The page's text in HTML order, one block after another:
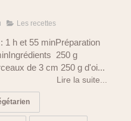
Les recettes
1 h et 55 minPréparation
250 g
de 3 cm 250 g d'oi...
Lire la suite...